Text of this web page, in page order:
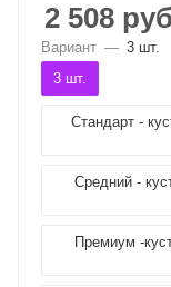
2 508
Вариант — 3 шт.
3 шт.
Стандарт -
Средний -
Премиум -